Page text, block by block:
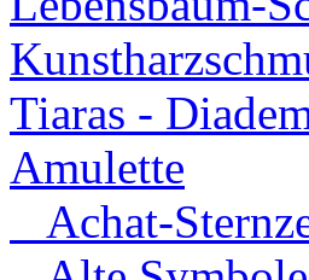
Tiaras -
Amulette
Achat-